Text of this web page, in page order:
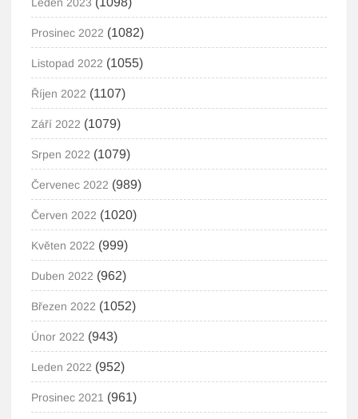
Prosinec 2022 (1082)
Listopad 2022 (1055)
Říjen 2022 (1107)
Září 2022 (1079)
Srpen 2022 (1079)
Červenec 2022 (989)
Červen 2022 (1020)
Květen 2022 (999)
Duben 2022 (962)
Březen 2022 (1052)
Únor 2022 (943)
Leden 2022 (952)
Prosinec 2021 (961)